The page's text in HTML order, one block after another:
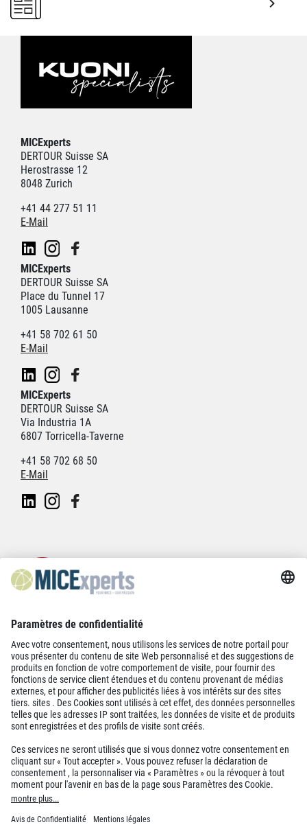
MICExperts
DERTOUR Suisse SA
Herostrasse 12
8048 Zurich
+41 44 277 51 11
E-Mail
MICExperts
DERTOUR Suisse SA
Place du Tunnel 17
1005 Lausanne
+41 58 702 61 50
E-Mail
MICExperts
DERTOUR Suisse SA
Via Industria 1A
6807 Torricella-Taverne
+41 58 702 68 50
E-Mail
Protection de données Impressum